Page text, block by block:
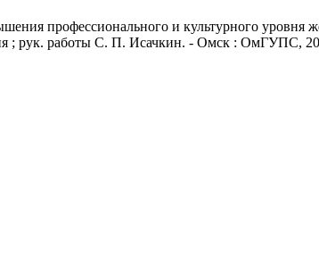
профессионального и культурного
; рук. работы С. П. Исачкин. - Омск : ОмГУПС,